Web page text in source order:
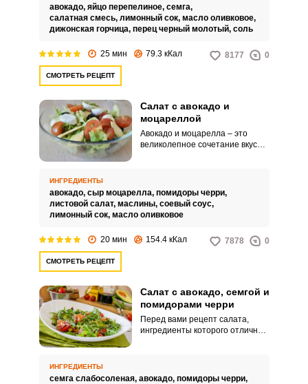
авокадо, яйцо перепелиное, семга,
салатная смесь, лимонный сок, масло оливковое,
дижонская горчица, перец черный молотый, соль
25 мин 79.3 кКал 8177 0
СМОТРЕТЬ РЕЦЕПТ
Салат с авокадо и
моцареллой
Авокадо и моцарелла – это
великолепное сочетание вкусов.
сыграть роль самостоятельного.
ИНГРЕДИЕНТЫ
авокадо, сыр моцарелла, помидоры черри,
листовой салат, маслины, соевый соус,
лимонный сок, масло оливковое
20 мин 154.4 кКал 7878 0
СМОТРЕТЬ РЕЦЕПТ
Салат с авокадо, семгой и
помидорами черри
Перед вами рецепт салата,
ингредиенты которого отлично
благодаря красной рыбе.
ИНГРЕДИЕНТЫ
семга слабосоленая, авокадо, помидоры черри,